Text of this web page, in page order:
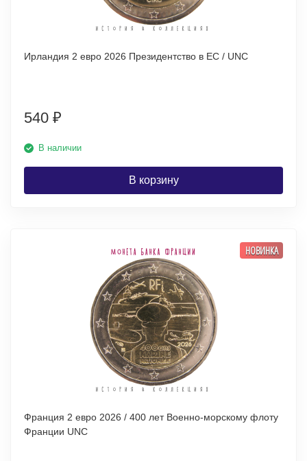
Ирландия 2 евро 2026 Президентство в ЕС / UNC
540 ₽
В наличии
В корзину
НОВИНКА
Франция 2 евро 2026 / 400 лет Военно-морскому флоту
Франции UNC